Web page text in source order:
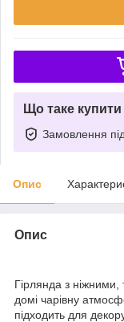
Що таке
Замовлення
Опис
Опис
Гірлянда з
домі чарівну
підходить для